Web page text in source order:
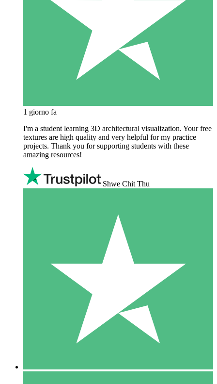
1 giorno fa
I'm a student learning 3D architectural visualization. Your free
textures are high quality and very helpful for my practice
projects. Thank you for supporting students with these
amazing resources!
Shwe Chit Thu